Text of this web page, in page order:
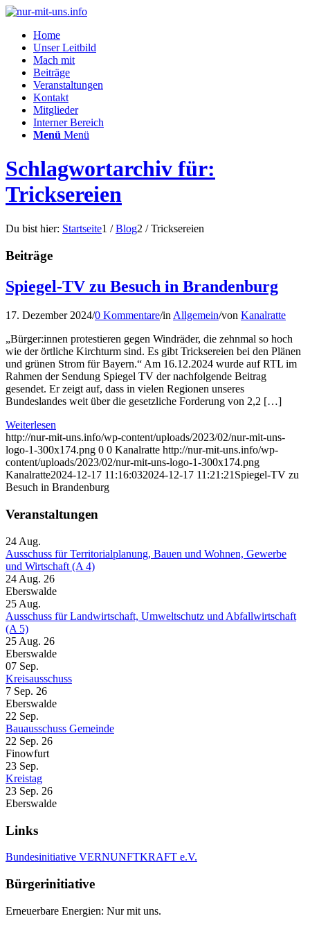
Home
Unser Leitbild
Mach mit
Beiträge
Veranstaltungen
Kontakt
Mitglieder
Interner Bereich
Menü Menü
Schlagwortarchiv für:
Tricksereien
Du bist hier: Startseite1 / Blog2 / Tricksereien
Beiträge
Spiegel-TV zu Besuch in Brandenburg
17. Dezember 2024/0 Kommentare/inAllgemein/von Kanalratte
„Bürger:innen protestieren gegen Windräder, die zehnmal so hoch
wie der örtliche Kirchturm sind. Es gibt Tricksereien bei den Plänen
und grünen Strom für Bayern.“ Am 16.12.2024 wurde auf RTL im
Rahmen der Sendung Spiegel TV der nachfolgende Beitrag
gesendet. Er zeigt auf, dass in vielen Regionen unseres
Bundeslandes weit über die gesetzliche Forderung von 2,2 […]
Weiterlesen
http://nur-mit-uns.info/wp-content/uploads/2023/02/nur-mit-uns-
logo-1-300x174.png 0 0 Kanalratte http://nur-mit-uns.info/wp-
content/uploads/2023/02/nur-mit-uns-logo-1-300x174.png
Kanalratte2024-12-17 11:16:032024-12-17 11:21:21Spiegel-TV zu
Besuch in Brandenburg
Veranstaltungen
24 Aug.
Ausschuss für Territorialplanung, Bauen und Wohnen, Gewerbe
und Wirtschaft (A 4)
24 Aug. 26
Eberswalde
25 Aug.
Ausschuss für Landwirtschaft, Umweltschutz und Abfallwirtschaft
(A 5)
25 Aug. 26
Eberswalde
07 Sep.
Kreisausschuss
7 Sep. 26
Eberswalde
22 Sep.
Bauausschuss Gemeinde
22 Sep. 26
Finowfurt
23 Sep.
Kreistag
23 Sep. 26
Eberswalde
Links
Bundesinitiative VERNUNFTKRAFT e.V.
Bürgerinitiative
Erneuerbare Energien: Nur mit uns.